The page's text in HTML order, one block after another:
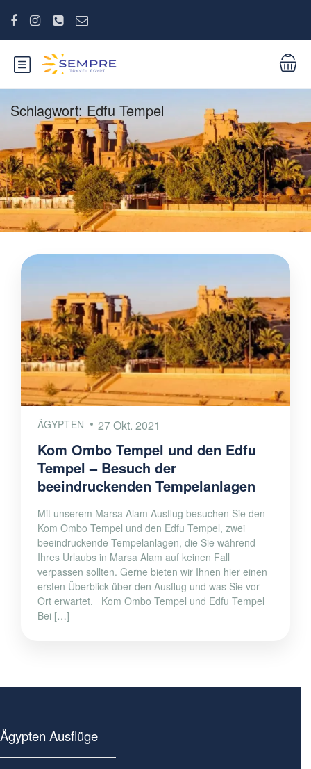
Schlagwort: Edfu Tempel
ÄGYPTEN 27 Okt. 2021
Kom Ombo Tempel und den Edfu
Tempel – Besuch der
beeindruckenden Tempelanlagen
Mit unserem Marsa Alam Ausflug besuchen Sie den
Kom Ombo Tempel und den Edfu Tempel, zwei
beeindruckende Tempelanlagen, die Sie während
Ihres Urlaubs in Marsa Alam auf keinen Fall
verpassen sollten. Gerne bieten wir Ihnen hier einen
ersten Überblick über den Ausflug und was Sie vor
Ort erwartet. Kom Ombo Tempel und Edfu Tempel
Bei […]
Ägypten Ausflüge